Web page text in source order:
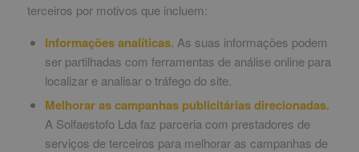
terceiros por motivos que incluem:
Informações analíticas. As suas informações podem
ser partilhadas com ferramentas de análise online para
localizar e analisar o tráfego do site.
Melhorar as campanhas publicitárias direcionadas.
A Solfaestofo Lda faz parceria com prestadores de
serviços de terceiros para melhorar as campanhas de